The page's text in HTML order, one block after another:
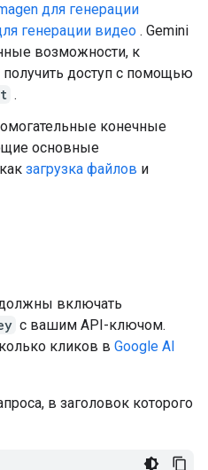
для генерации
генерации видео . Gemini
возможности, к
доступ с помощью
.
конечные
основные
загрузка файлов и
включать
с вашим API-ключом.
кликов в Google AI
в заголовок которого